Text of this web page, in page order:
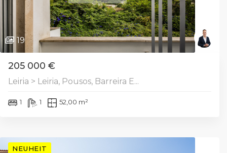
19
205 000 €
Leiria > Leiria, Pousos, Barreira E...
1 1 52,00 m²
NEUHEIT